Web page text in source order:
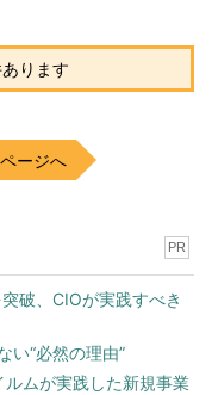
位で別のデータベース
したMViewやマルチマ
ります
ージへ
PR
破、CIOが実践すべき
い“必然の理由”
ムが実践した新規事業